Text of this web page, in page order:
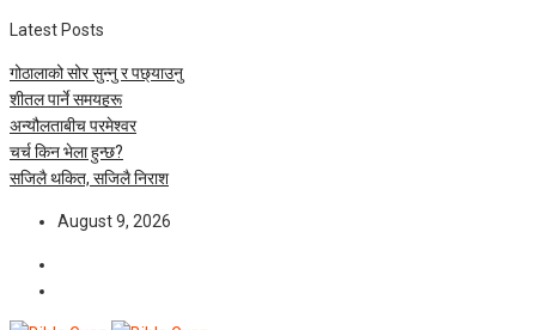
Latest Posts
गोठालाको सोर सुन्नु र पछ्याउनु
शीतल पार्ने समयहरू
अन्यौलताबीच परमेश्‍वर
चर्च किन भेला हुन्छ?
सजिलै थकित, सजिलै निराश
August 9, 2026